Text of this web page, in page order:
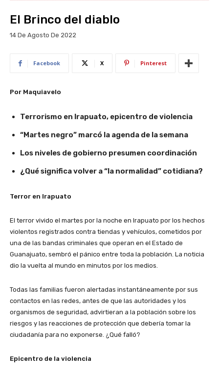
El Brinco del diablo
14 De Agosto De 2022
Facebook X Pinterest
Por Maquiavelo
Terrorismo en Irapuato, epicentro de violencia
“Martes negro” marcó la agenda de la semana
Los niveles de gobierno presumen coordinación
¿Qué significa volver a “la normalidad” cotidiana?
Terror en Irapuato
El terror vivido el martes por la noche en Irapuato por los hechos
violentos registrados contra tiendas y vehículos, cometidos por
una de las bandas criminales que operan en el Estado de
Guanajuato, sembró el pánico entre toda la población. La noticia
dio la vuelta al mundo en minutos por los medios.
Todas las familias fueron alertadas instantáneamente por sus
contactos en las redes, antes de que las autoridades y los
organismos de seguridad, advirtieran a la población sobre los
riesgos y las reacciones de protección que debería tomar la
ciudadanía para no exponerse. ¿Qué falló?
Epicentro de la violencia